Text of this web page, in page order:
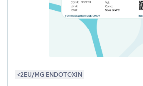
<2EU/MG ENDOTOXIN